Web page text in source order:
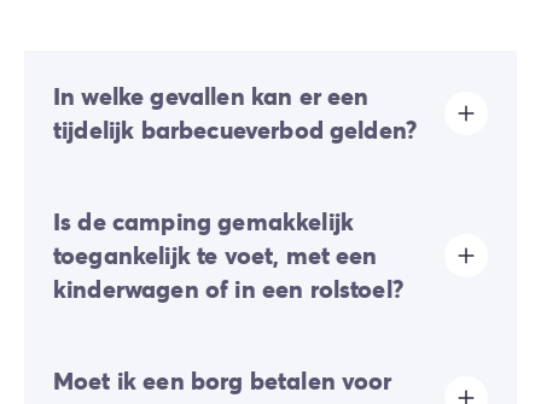
In welke gevallen kan er een
tijdelijk barbecueverbod gelden?
brandrisico kunnen er tijdelijke barbecueverboden
worden ingesteld.
In periodes van grote hitte, langdurige droogte of
harde wind kunnen de lokale autoriteiten het gebruik
raden u aan om de geldende voorschriften of de
Is de camping gemakkelijk
toegankelijk te voet, met een
kinderwagen of in een rolstoel?
gemakkelijk te voet, met een kinderwagen of in een
Moet ik een borg betalen voor